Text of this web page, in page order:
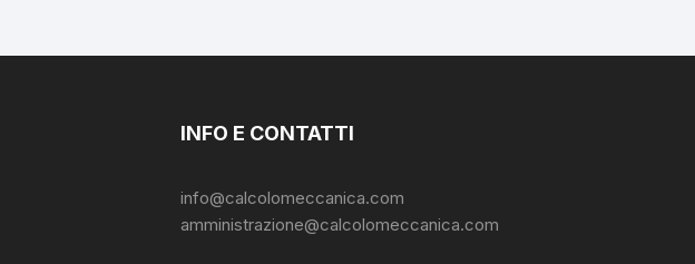
INFO E CONTATTI
info@calcolomeccanica.com
amministrazione@calcolomeccanica.com